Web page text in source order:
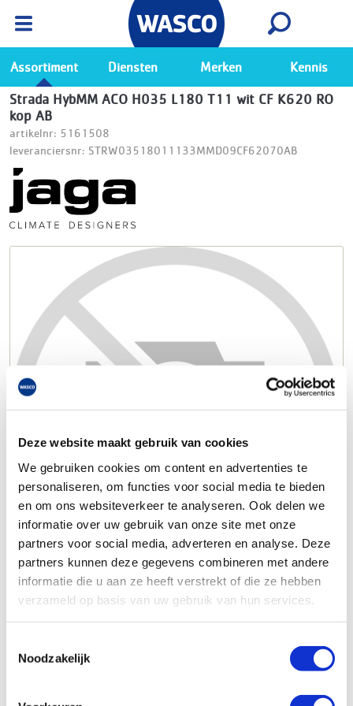
Deze website maakt gebruik van cookies
We gebruiken cookies om content en advertenties te
personaliseren, om functies voor social media te bieden
en om ons websiteverkeer te analyseren. Ook delen we
informatie over uw gebruik van onze site met onze
partners voor social media, adverteren en analyse. Deze
partners kunnen deze gegevens combineren met andere
informatie die u aan ze heeft verstrekt of die ze hebben
verzameld op basis van uw gebruik van hun services.
Noodzakelijk
Ga naar de Wasco app
Bekijk
Assortiment Diensten Merken Kennis
Strada HybMM ACO H035 L180 T11 wit CF K620 RO
kop AB
artikelnr: 5161508
leveranciersnr: STRW03518011133MMD09CF62070AB